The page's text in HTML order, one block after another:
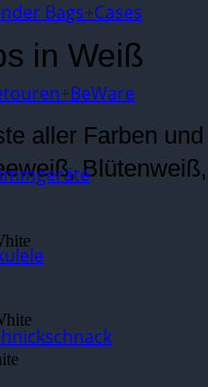
Bags+Cases
in Weiß
aller Farben